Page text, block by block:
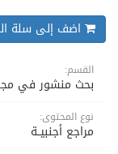
اضف إلى سلة
القسم:
بحث منشور في
نوع المحتوى:
مراجع أجنبيــة